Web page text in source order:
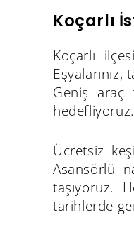
Koçarlı
Koçarlı
Geniş araç
hedefliyoruz.
Ücretsiz
Asansörlü
taşıyoruz.
tarihlerde